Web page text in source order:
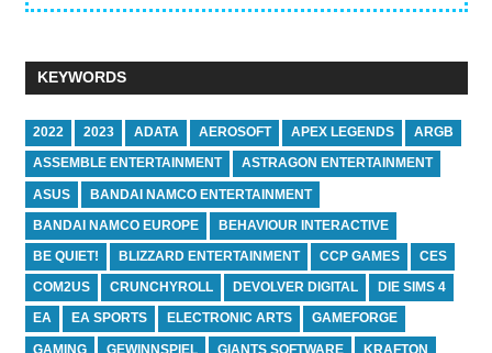
KEYWORDS
2022 2023 ADATA AEROSOFT APEX LEGENDS ARGB
ASSEMBLE ENTERTAINMENT ASTRAGON ENTERTAINMENT
ASUS BANDAI NAMCO ENTERTAINMENT
BANDAI NAMCO EUROPE BEHAVIOUR INTERACTIVE
BE QUIET! BLIZZARD ENTERTAINMENT CCP GAMES CES
COM2US CRUNCHYROLL DEVOLVER DIGITAL DIE SIMS 4
EA EA SPORTS ELECTRONIC ARTS GAMEFORGE
GAMING GEWINNSPIEL GIANTS SOFTWARE KRAFTON